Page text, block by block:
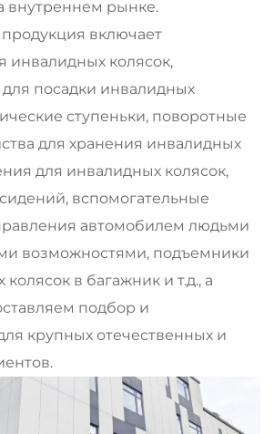
внутреннем рынке.
включает
инвалидных колясок,
посадки инвалидных
ступеньки, поворотные
для хранения инвалидных
для инвалидных колясок,
вспомогательные
автомобилем людьми
возможностями, подъемники
в багажник и т.д., а
подбор и
крупных отечественных и